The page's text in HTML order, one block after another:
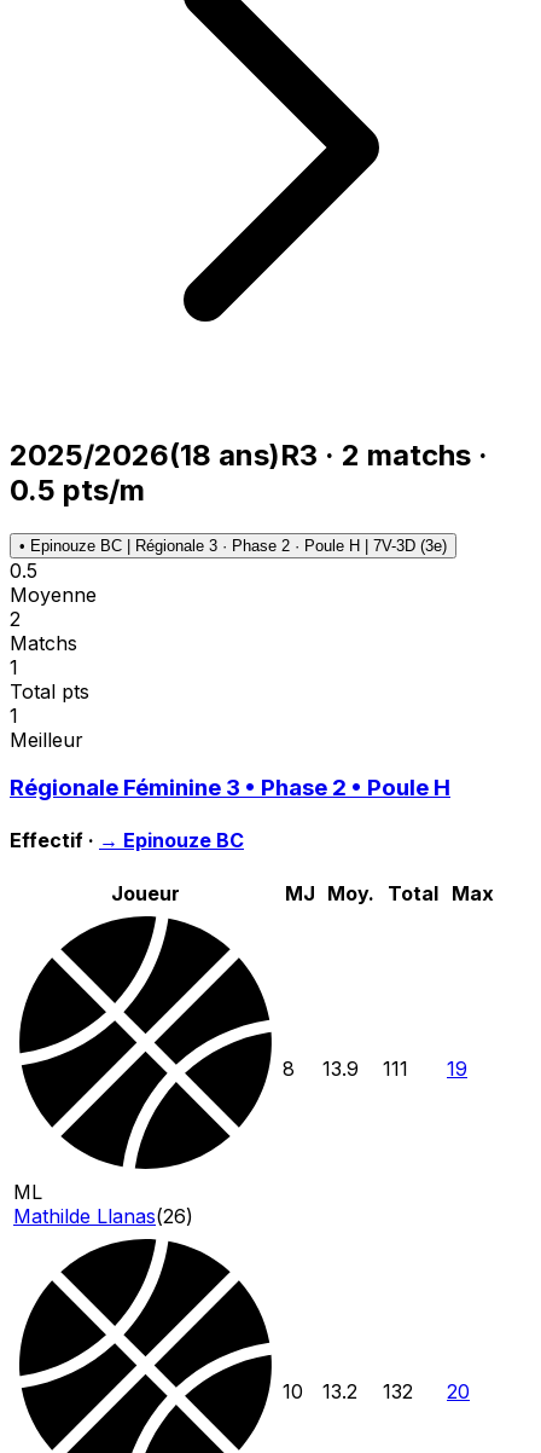
2025/2026(18 ans)R3 · 2 matchs ·
0.5 pts/m
• Epinouze BC | Régionale 3 · Phase 2 · Poule H | 7V-3D (3e)
0.5
Moyenne
2
Matchs
1
Total pts
1
Meilleur
Régionale Féminine 3 • Phase 2 • Poule H
Effectif · → Epinouze BC
Joueur MJ Moy. Total Max
ML
Mathilde Llanas(26)
8 13.9 111 19
10 13.2 132 20